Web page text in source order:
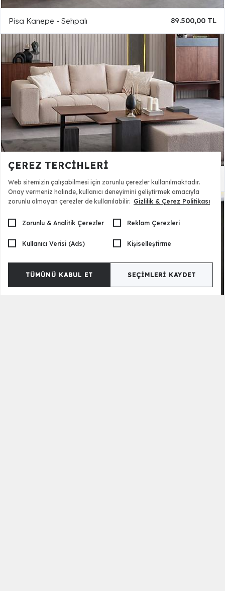
Pisa Kanepe - Sehpalı 89.500,00 TL
Pisa Kanepe - Üçlü 75.500,00 TL
ÇEREZ TERCIHLERI
Web sitemizin çalışabilmesi için zorunlu çerezler kullanılmaktadır.
Onay vermeniz halinde, kullanıcı deneyimini geliştirmek amacıyla
zorunlu olmayan çerezler de kullanılabilir. Gizlilik & Çerez Politikası
Zorunlu & Analitik Çerezler Reklam Çerezleri
Kullanıcı Verisi (Ads) Kişiselleştirme
TÜMÜNÜ KABUL ET SEÇIMLERI KAYDET